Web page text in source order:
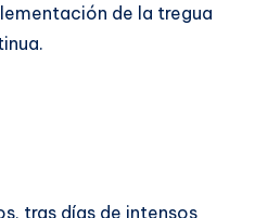
de la tregua
tras días de intensos